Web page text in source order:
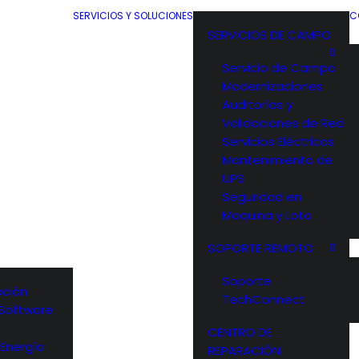
SERVICIOS Y SOLUCIONES
SERVICIOS DE CAMPO
Servicio de Campo
Modernizaciones
Auditorías y
Validaciones de Red
Servicios Eléctricos
Mantenimiento de
UPS
Seguridad en
Maquina y Loto
SOPORTE REMOTO
Soporte
TechConnect
CENTRO DE
REPARACIÓN